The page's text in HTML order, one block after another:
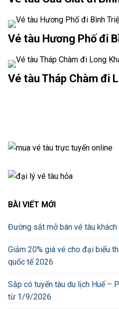
Vé tàu Hương Phố đi
Vé tàu Tháp Chàm đi
BÀI VIẾT MỚI
Đường sắt mở bán vé tàu
Giảm 20% giá vé cho đại biểu
quốc tế 2026
Sắp có tuyến tàu du lịch Huế –
từ 1/9/2026